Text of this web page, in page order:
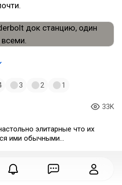
3 2 1
33K
элитарные что их
ими обычными